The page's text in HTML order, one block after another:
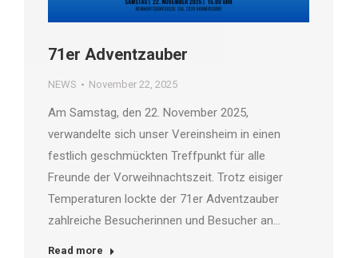
71er Adventzauber
NEWS November 22, 2025
Am Samstag, den 22. November 2025,
verwandelte sich unser Vereinsheim in einen
festlich geschmückten Treffpunkt für alle
Freunde der Vorweihnachtszeit. Trotz eisiger
Temperaturen lockte der 71er Adventzauber
zahlreiche Besucherinnen und Besucher an…
Read more